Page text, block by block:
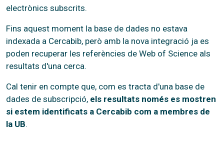
electrònics subscrits.
Fins aquest moment la base de dades no estava
indexada a Cercabib, però amb la nova integració ja es
poden recuperar les referències de Web of Science als
resultats d'una cerca.
Cal tenir en compte que, com es tracta d'una base de
dades de subscripció, els resultats només es mostren
si estem identificats a Cercabib com a membres de
la UB.